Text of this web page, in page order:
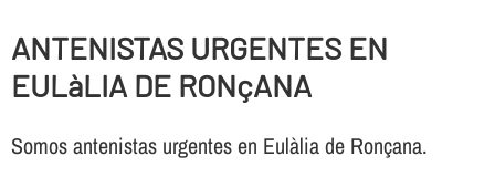
ANTENISTAS URGENTES EN
EULàLIA DE RONçANA
Somos antenistas urgentes en Eulàlia de Ronçana.